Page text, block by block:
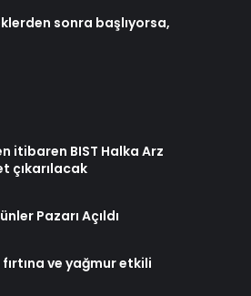
sonra başlıyorsa,
itibaren BIST Halka Arz
çıkarılacak
Pazarı Açıldı
ve yağmur etkili